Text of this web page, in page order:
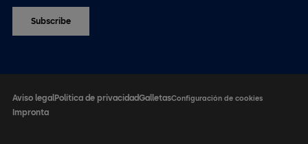
Aviso legalPolítica de privacidadGalletasConfiguración de cookies
Impronta